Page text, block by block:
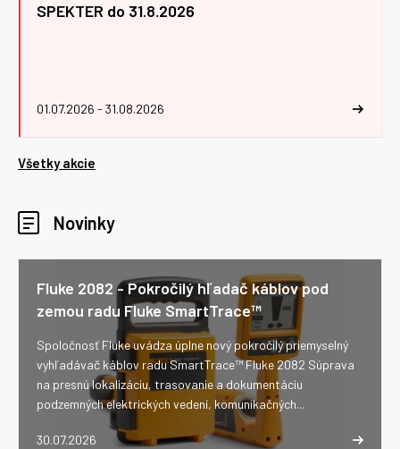
SPEKTER do 31.8.2026
01.07.2026 - 31.08.2026
Všetky akcie
Novinky
Fluke 2082 - Pokročilý hľadač káblov pod
zemou radu Fluke SmartTrace™
30.07.2026
Spoločnosť Fluke uvádza úplne nový pokročilý priemyselný
vyhľadávač káblov radu SmartTrace™ Fluke 2082 Súprava
na presnú lokalizáciu, trasovanie a dokumentáciu
podzemných elektrických vedení, komunikačných...